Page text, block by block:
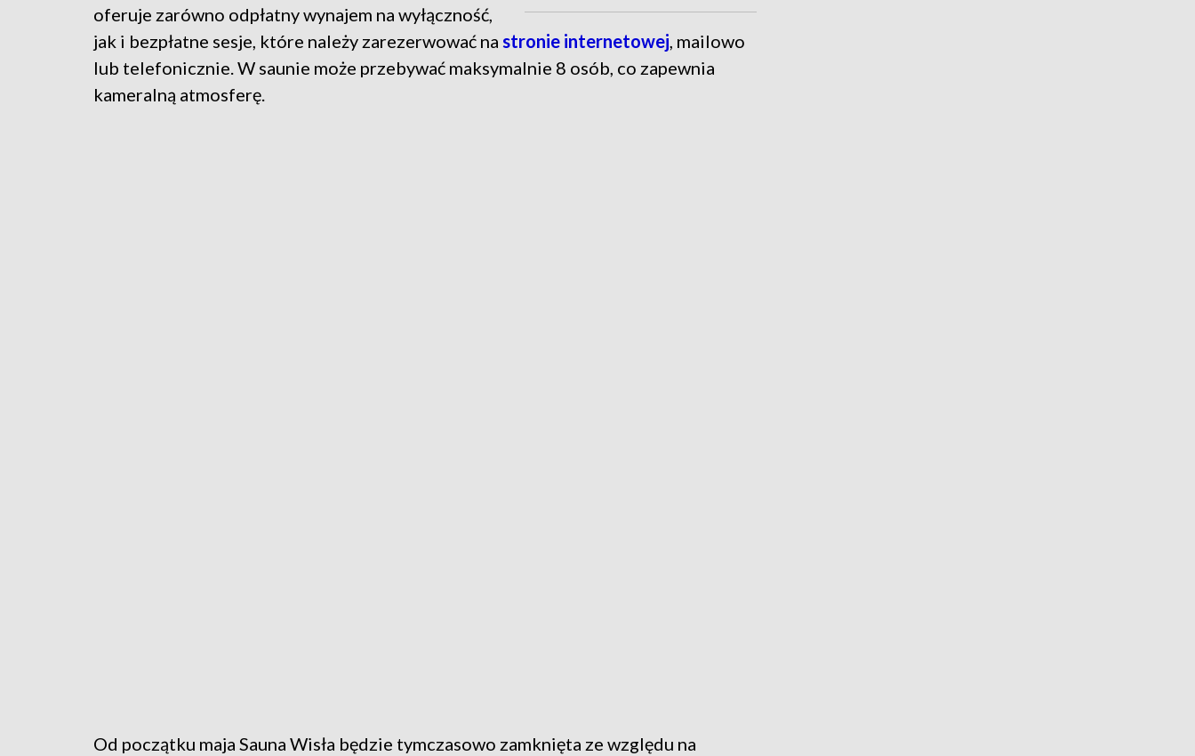
oferuje zarówno odpłatny wynajem na wyłączność,
jak i bezpłatne sesje, które należy zarezerwować na stronie internetowej, mailowo
lub telefonicznie. W saunie może przebywać maksymalnie 8 osób, co zapewnia
kameralną atmosferę.
Od początku maja Sauna Wisła będzie tymczasowo zamknięta ze względu na